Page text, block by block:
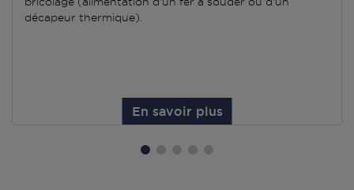
décapeur thermique).
En savoir plus